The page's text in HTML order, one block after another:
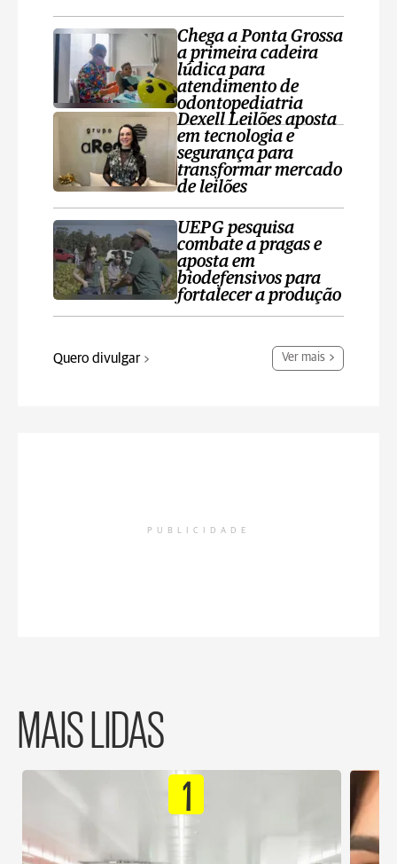
Chega a Ponta Grossa
a primeira cadeira
lúdica para
atendimento de
odontopediatria
Dexell Leilões aposta
em tecnologia e
segurança para
transformar mercado
de leilões
UEPG pesquisa
combate a pragas e
aposta em
biodefensivos para
fortalecer a produção
Quero divulgar Ver mais
PUBLICIDADE
MAIS LIDAS
1